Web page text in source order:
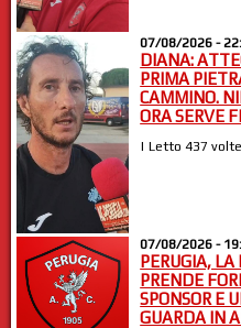
07/08/2026 -
DIANA:
PRIMA
CAMMINO.
ORA SERVE
| Letto 437
07/08/2026 -
PERUGIA, LA
PRENDE
SPONSOR E
GUARDA IN